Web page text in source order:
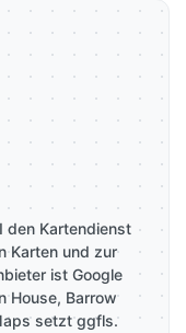
den Kartendienst
Karten und zur
ist Google
House, Barrow
setzt ggfls.